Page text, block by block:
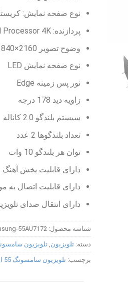
نوع صفحه نمایش:
پردازنده: Crystal Processor 4K
وضوح تصویر 2160×3840
نوع صفحه نمایش LED
نور پس زمینه Edge
زاویه دید 178 درجه
سیستم بلندگو 2.0 کاناله
تعداد بلندگوها 2 عدد
توان هر بلندگو 10 وات
دارای قابلیت پخش آهنگ
دارای قابلیت اتصال به
دارای انتقال صدای
شناسه محصول: 55AU7172
دسته: تلویزیون تلویزیون
برچسب: تلویزیون سامسونگ 55 اینچ